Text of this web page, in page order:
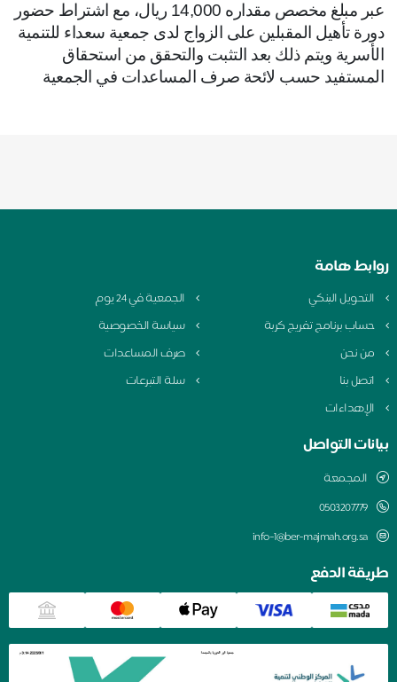
عبر مبلغ مخصص مقداره 14,000 ريال، مع اشتراط حضور
دورة تأهيل المقبلين على الزواج لدى جمعية سعداء للتنمية
الأسرية ويتم ذلك بعد التثبت والتحقق من استحقاق
المستفيد حسب لائحة صرف المساعدات في الجمعية
روابط هامة
التحويل البنكي
الجمعية في 24 يوم
حساب برنامج تفريج كربة
سياسة الخصوصية
من نحن
صرف المساعدات
اتصل بنا
سلة التبرعات
الإهداءات
بيانات التواصل
المجمعة
0503207779
info-1@ber-majmah.org.sa
طريقة الدفع